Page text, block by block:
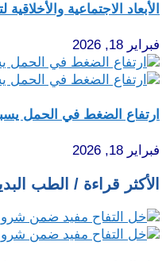
الأبعاد الاجتماعية
فبراير 18, 2026
ارتفاع الضغط في الحمل
فبراير 18, 2026
الأكثر قراءة / الطب